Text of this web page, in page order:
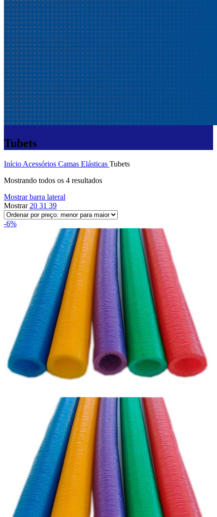
Tubets
Início Acessórios Camas Elásticas Tubets
Mostrando todos os 4 resultadosClassificado
para
Mostrar barra lateral
Mostrar 20 31 39
-6%